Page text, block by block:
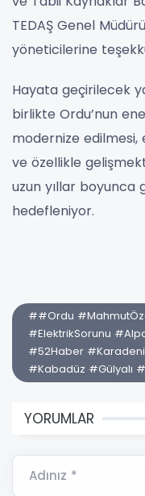
TEDAŞ Genel
yöneticilerine
Hayata geçirilecek
birlikte Ordu’nun
modernize edilmesi,
ve özellikle
uzun yıllar boyunca
hedefleniyor.
##Ordu
#ElektrikSorunu
#52Haber
#Kabadüz #Gülyalı
YORUMLAR
Adınız *